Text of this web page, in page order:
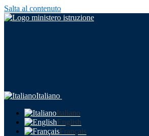
Salta al contenuto
Italiano
Italiano
English
Français